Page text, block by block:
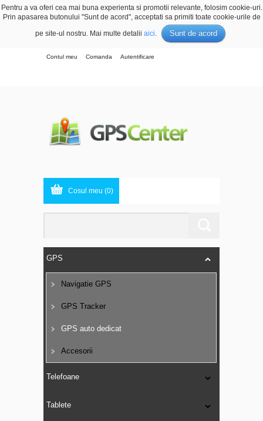
Pentru a va oferi cea mai buna experienta si promotii relevante, folosim cookie-uri.
Prin apasarea butonului "Sunt de acord", acceptati sa primiti toate cookie-urile de
pe site-ul nostru. Mai multe detalii aici. Sunt de acord
Contul meu Comanda Autentificare
Cosul meu (0)
GPS
Navigatie GPS
GPS Tracker
GPS auto dedicat
Accesorii
Telefoane
Tablete